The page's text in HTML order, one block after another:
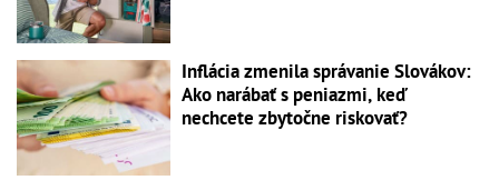
Inflácia zmenila správanie Slovákov:
Ako narábať s peniazmi, keď
nechcete zbytočne riskovať?